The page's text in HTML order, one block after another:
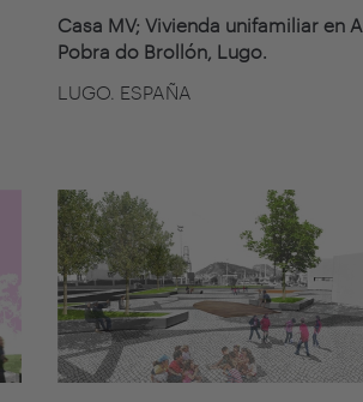
Casa MV; Vivienda unifamiliar en A
Pobra do Brollón, Lugo.
LUGO. ESPAÑA